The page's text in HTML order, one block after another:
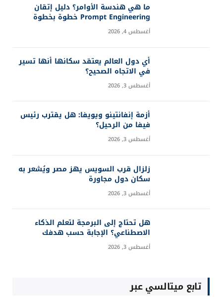
ما هي هندسة الأوامر؟ دليل إتقان
Prompt Engineering خطوة بخطوة
أغسطس 4, 2026
أي دول العالم يعتقد سكانها أنها تسير
في الاتجاه الصحيح؟
أغسطس 3, 2026
أزمة إنفانتينو ويويفا: هل يقترب رئيس
فيفا من الرحيل؟
أغسطس 3, 2026
زلزال قرب السويس يهز مصر ويُشعر به
سكان دول مجاورة
أغسطس 3, 2026
هل تحتاج إلى البرمجة لتعلم الذكاء
الاصطناعي؟ الإجابة حسب هدفك
أغسطس 3, 2026
تابع ميتالسي عبر